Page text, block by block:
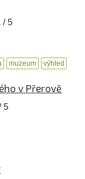
/ 5
muzeum výhled
v Přerově
5